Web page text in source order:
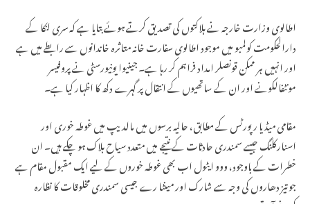
اطالوی وزارت خارجہ نے ہلاکتوں کی تصدیق کرتے ہوئے بتایا ہے کہ سری لنکا کے
دارالحکومت کولمبو میں موجود اطالوی سفارت خانہ متاثرہ خاندانوں سے رابطے میں ہے
اور انہیں ہر ممکن قونصلر امداد فراہم کر رہا ہے۔ جینیوا یونیورسٹی نے پروفیسر
مونٹفالکونے اور ان کے ساتھیوں کے انتقال پر گہرے دکھ کا اظہار کیا ہے۔
مقامی میڈیا رپورٹس کے مطابق، حالیہ برسوں میں مالدیپ میں غوطہ خوری اور
اسنارکلنگ جیسے سمندری حادثات کے نتیجے میں متعدد سیاح ہلاک ہو چکے ہیں۔ ان
خطرات کے باوجود، ووو ایٹول اب بھی غوطہ خوروں کے لیے ایک مقبول مقام ہے
جو تیز دھاروں کی وجہ سے شارک اور مینٹا رے جیسی سمندری مخلوقات کا نظارہ